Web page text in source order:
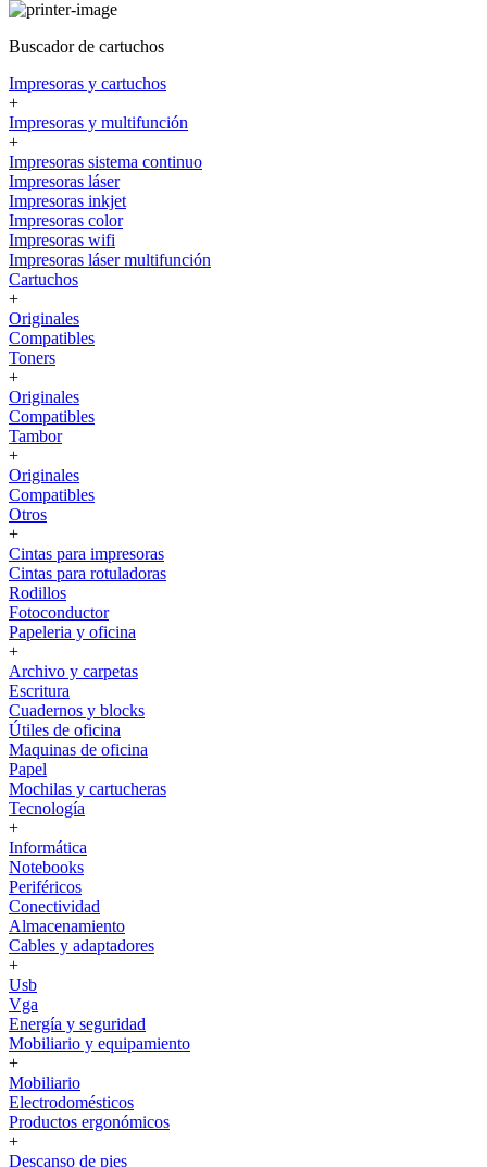
Buscador de cartuchos
Impresoras y cartuchos
+
Impresoras y multifunción
+
Impresoras sistema continuo
Impresoras láser
Impresoras inkjet
Impresoras color
Impresoras wifi
Impresoras láser multifunción
Cartuchos
+
Originales
Compatibles
Toners
+
Originales
Compatibles
Tambor
+
Originales
Compatibles
Otros
+
Cintas para impresoras
Cintas para rotuladoras
Rodillos
Fotoconductor
Papeleria y oficina
+
Archivo y carpetas
Escritura
Cuadernos y blocks
Útiles de oficina
Maquinas de oficina
Papel
Mochilas y cartucheras
Tecnología
+
Informática
Notebooks
Periféricos
Conectividad
Almacenamiento
Cables y adaptadores
+
Usb
Vga
Energía y seguridad
Mobiliario y equipamiento
+
Mobiliario
Electrodomésticos
Productos ergonómicos
+
Descanso de pies